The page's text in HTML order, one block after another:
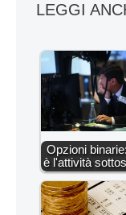
LEGGI
Opzioni
è l'attività